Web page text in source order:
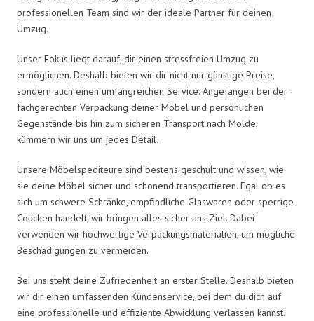
professionellen Team sind wir der ideale Partner für deinen
Umzug.
Unser Fokus liegt darauf, dir einen stressfreien Umzug zu
ermöglichen. Deshalb bieten wir dir nicht nur günstige Preise,
sondern auch einen umfangreichen Service. Angefangen bei der
fachgerechten Verpackung deiner Möbel und persönlichen
Gegenstände bis hin zum sicheren Transport nach Molde,
kümmern wir uns um jedes Detail.
Unsere Möbelspediteure sind bestens geschult und wissen, wie
sie deine Möbel sicher und schonend transportieren. Egal ob es
sich um schwere Schränke, empfindliche Glaswaren oder sperrige
Couchen handelt, wir bringen alles sicher ans Ziel. Dabei
verwenden wir hochwertige Verpackungsmaterialien, um mögliche
Beschädigungen zu vermeiden.
Bei uns steht deine Zufriedenheit an erster Stelle. Deshalb bieten
wir dir einen umfassenden Kundenservice, bei dem du dich auf
eine professionelle und effiziente Abwicklung verlassen kannst.